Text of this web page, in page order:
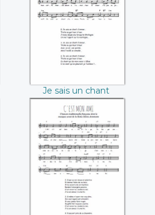
d'amour
Je sais un chant
d'amour
C'est mon ami